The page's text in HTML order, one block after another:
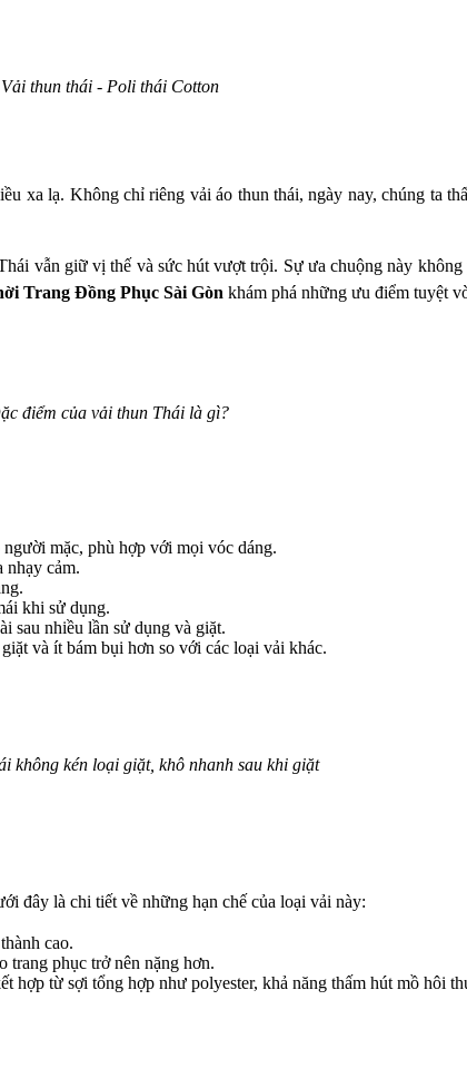
Vải thun thái - Poli thái Cotton
xa lạ. Không chỉ riêng vải áo thun thái, ngày nay, chúng ta
vẫn giữ vị thế và sức hút vượt trội. Sự ưa chuộng này
Trang Đồng Phục Sài Gòn khám phá những ưu điểm tuyệt
điểm của vải thun Thái là gì?
mặc, phù hợp với mọi vóc dáng.
nhạy cảm.
khi sử dụng.
sau nhiều lần sử dụng và giặt.
và ít bám bụi hơn so với các loại vải khác.
không kén loại giặt, khô nhanh sau khi giặt
đây là chi tiết về những hạn chế của loại vải này:
cao.
trang phục trở nên nặng hơn.
hợp từ sợi tổng hợp như polyester, khả năng thấm hút mồ hôi